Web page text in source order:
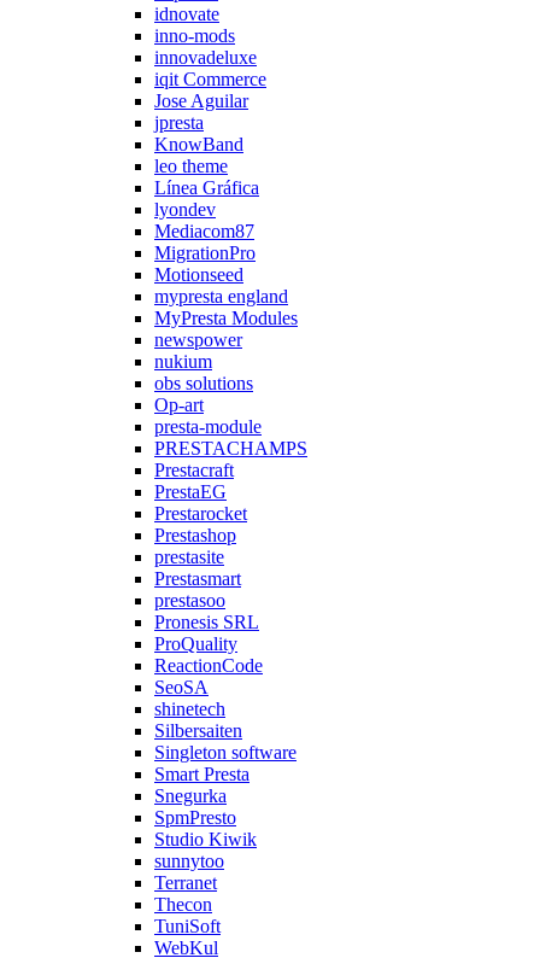
idnovate
inno-mods
innovadeluxe
iqit Commerce
Jose Aguilar
jpresta
KnowBand
leo theme
Línea Gráfica
lyondev
Mediacom87
MigrationPro
Motionseed
mypresta england
MyPresta Modules
newspower
nukium
obs solutions
Op-art
presta-module
PRESTACHAMPS
Prestacraft
PrestaEG
Prestarocket
Prestashop
prestasite
Prestasmart
prestasoo
Pronesis SRL
ProQuality
ReactionCode
SeoSA
shinetech
Silbersaiten
Singleton software
Smart Presta
Snegurka
SpmPresto
Studio Kiwik
sunnytoo
Terranet
Thecon
TuniSoft
WebKul